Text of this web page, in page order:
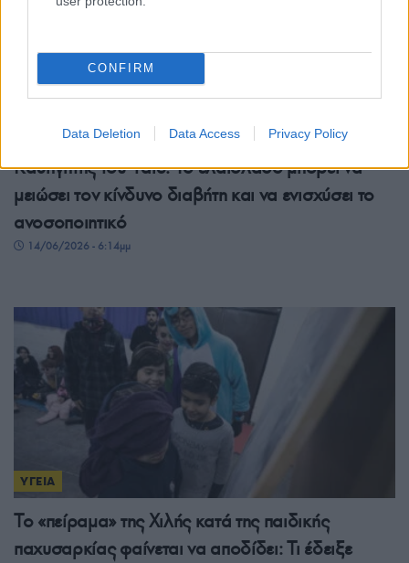
CONFIRM
Data Deletion Data Access Privacy Policy
Καθηγητής του Yale: Το ελαιόλαδο μπορεί να
μειώσει τον κίνδυνο διαβήτη και να ενισχύσει το
ανοσοποιητικό
14/06/2026 - 6:14μμ
ΥΓΕΙΑ
Το «πείραμα» της Χιλής κατά της παιδικής
παχυσαρκίας φαίνεται να αποδίδει: Τι έδειξε